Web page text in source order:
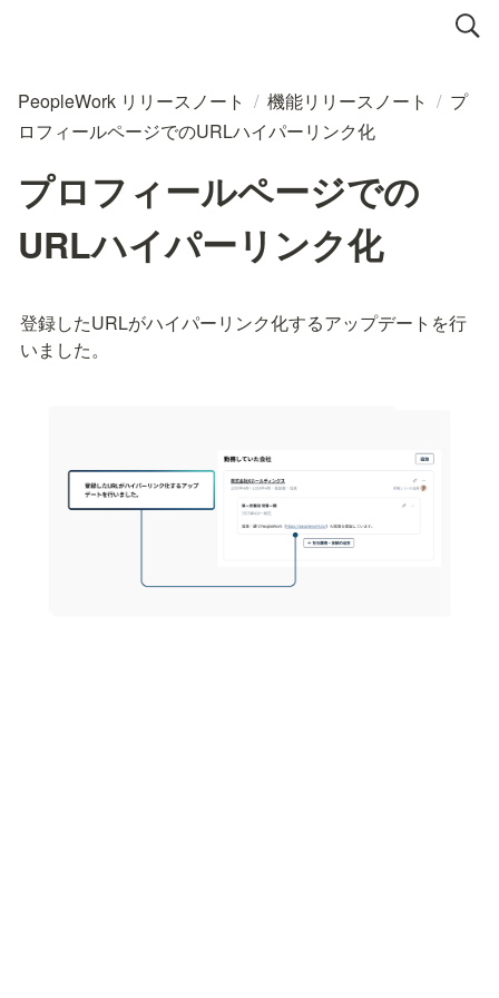
PeopleWork リリースノート / 機能リリースノート / プ
ロフィールページでのURLハイパーリンク化
プロフィールページでの
URLハイパーリンク化
登録したURLがハイパーリンク化するアップデートを行
いました。